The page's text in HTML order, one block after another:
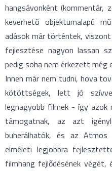
hangsávonként (kommentár,
keverhető objektumalapú
adások már történtek,
fejlesztése nagyon lassan
pedig soha nem érkezett még
Innen már nem tudni, hova
kötöttségek, lett jó
legnagyobb filmek - így azok
támogatnak, az azt
buherálhatók, és az
elméleti legjobbra
filmhang fejlődésének végét,